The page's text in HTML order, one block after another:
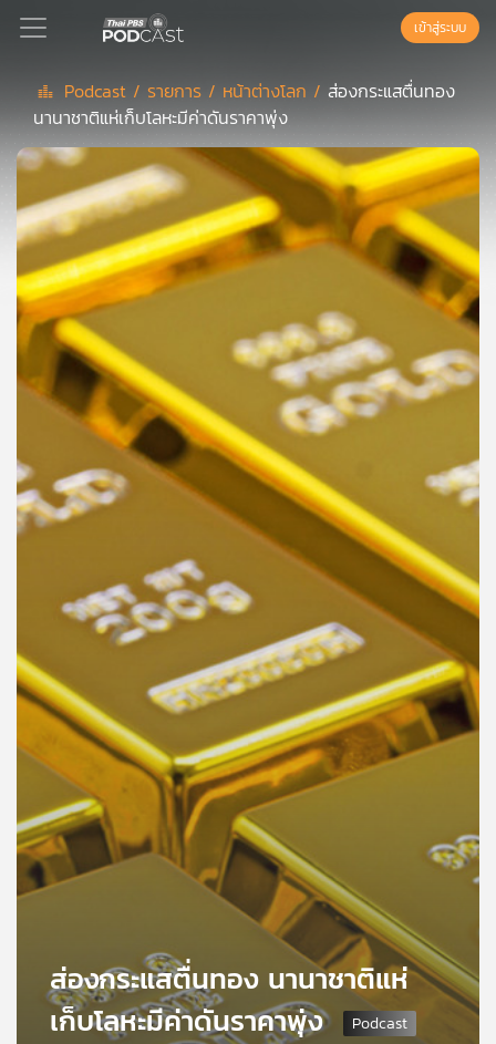
Podcast
เพล
ย์
ลิ
สต์
แนะนำ
เพล
สต์
ของ
คุณ
บทความ
ข่าว
กิจกรรม
เกี่ยว
เครือ
เข้าสู่ระบบ
Podcast / รายการ / หน้าต่างโลก / ส่องกระแสตื่นทอง
นานาชาติแห่เก็บโลหะมีค่าดันราคาพุ่ง
ส่องกระแสตื่นทอง นานาชาติแห่
เก็บโลหะมีค่าดันราคาพุ่ง